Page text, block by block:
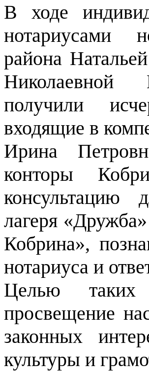
В ходе
нотариусами
района
Николаевной
получили
входящие в
Ирина
конторы
консультацию
лагеря
Кобрина»,
нотариуса и
Целью таких
просвещение
законных
культуры и